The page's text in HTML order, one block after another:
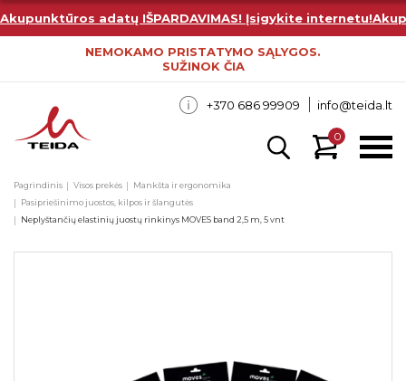
Akupunktūros adatų IŠPARDAVIMAS! Įsigykite internetu!
NEMOKAMO PRISTATYMO SĄLYGOS.
SUŽINOK ČIA
0
+370 686 99909 info@teida.lt
Pagrindinis Visos prekės
Mankšta ir ergonomika
Pasipriešinimo juostos, kilpos ir šlangutės
Neplyštančių elastinių juostų rinkinys MOVES band 2,5 m, 5 vnt